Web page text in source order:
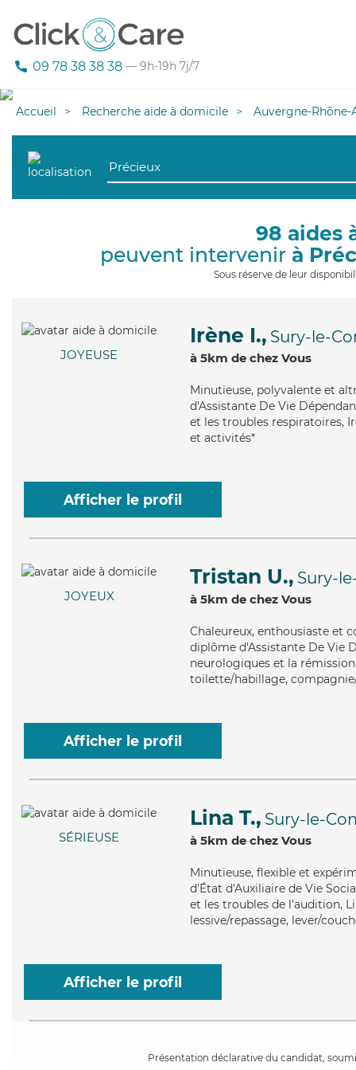
09 78 38 38 38 — 9h-19h 7j/7
Accueil Recherche aide à domicile Auvergne-Rhône-
98 aides
peuvent intervenir à
Sous réserve de leur
JOYEUSE
Irène I., Sury-le-
à 5km de chez Vous
Minutieuse, polyvalente et
d'Assistante De Vie
et les troubles respiratoires,
et activités*
Afficher le profil
JOYEUX
Tristan U., Sury-
à 5km de chez Vous
Chaleureux, enthousiaste et
diplôme d'Assistante De Vie
neurologiques et la
toilette/habillage,
Afficher le profil
SÉRIEUSE
Lina T., Sury-le-
à 5km de chez Vous
Minutieuse, flexible et
d'État d'Auxiliaire de Vie
et les troubles de l'audition,
lessive/repassage, lever/
Afficher le profil
Présentation déclarative du candidat,